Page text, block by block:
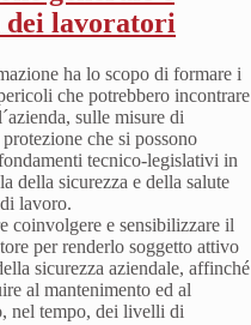
dei lavoratori
ha lo scopo di formare i
che potrebbero incontrare
sulle misure di
che si possono
tecnico-legislativi in
della sicurezza e della salute
lavoro.
coinvolgere e sensibilizzare il
per renderlo soggetto attivo
sicurezza aziendale, affinché
al mantenimento ed al
nel tempo, dei livelli di